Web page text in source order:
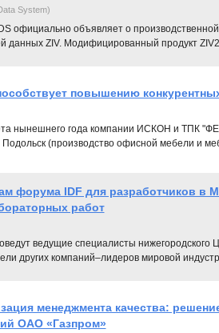
System)
официально объявляет о
данных ZIV. Модифицированный продукт
повышению
нынешнего года компании ИСКОН и ТПК
Подольск (производство офисной мебели и
форума IDF для разработчиков в
работ
ведущие специалисты
других компаний–лидеров мировой
менеджмента качества:
ОАО «Газпром»